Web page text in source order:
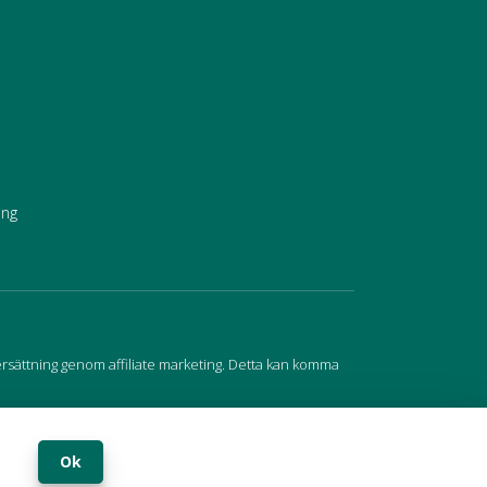
Ok
genom affiliate marketing. Detta kan komma